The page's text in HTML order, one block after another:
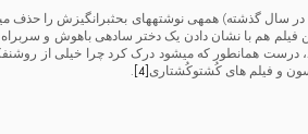
در سال گذشته) همه­ی نوشته­های بحث­برانگیزش را حذف
هم با نشان دادن یک دختر ساده­ی باهوش و سربراه
درست همان­طور که می­شود درک کرد چرا خیلی از
و فیلم های کُشت­وکُشتاری[4]
.